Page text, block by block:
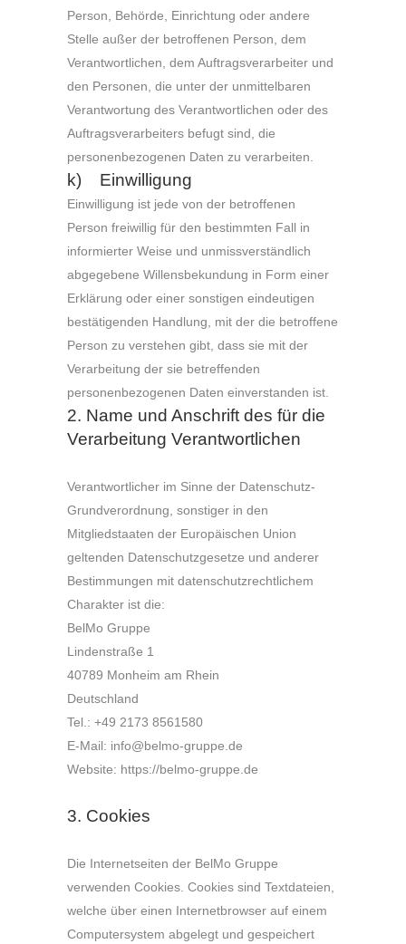
Person, Behörde, Einrichtung oder andere
Stelle außer der betroffenen Person, dem
Verantwortlichen, dem Auftragsverarbeiter und
den Personen, die unter der unmittelbaren
Verantwortung des Verantwortlichen oder des
Auftragsverarbeiters befugt sind, die
personenbezogenen Daten zu verarbeiten.
k) Einwilligung
Einwilligung ist jede von der betroffenen
Person freiwillig für den bestimmten Fall in
informierter Weise und unmissverständlich
abgegebene Willensbekundung in Form einer
Erklärung oder einer sonstigen eindeutigen
bestätigenden Handlung, mit der die betroffene
Person zu verstehen gibt, dass sie mit der
Verarbeitung der sie betreffenden
personenbezogenen Daten einverstanden ist.
2. Name und Anschrift des für die
Verarbeitung Verantwortlichen
Verantwortlicher im Sinne der Datenschutz-
Grundverordnung, sonstiger in den
Mitgliedstaaten der Europäischen Union
geltenden Datenschutzgesetze und anderer
Bestimmungen mit datenschutzrechtlichem
Charakter ist die:
BelMo Gruppe
Lindenstraße 1
40789 Monheim am Rhein
Deutschland
Tel.: +49 2173 8561580
E-Mail: info@belmo-gruppe.de
Website: https://belmo-gruppe.de
3. Cookies
Die Internetseiten der BelMo Gruppe
verwenden Cookies. Cookies sind Textdateien,
welche über einen Internetbrowser auf einem
Computersystem abgelegt und gespeichert